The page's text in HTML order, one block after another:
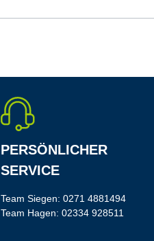
PERSÖNLICHER
SERVICE
Team Siegen: 0271 4881494
Team Hagen: 02334 928511